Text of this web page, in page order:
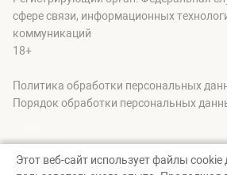
сфере связи, информационных
коммуникаций
18+
Политика обработки персональных
Порядок обработки персональных
Этот веб-сайт использует файлы cookie